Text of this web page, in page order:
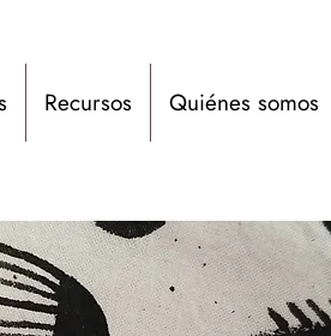
Recursos Quiénes somos